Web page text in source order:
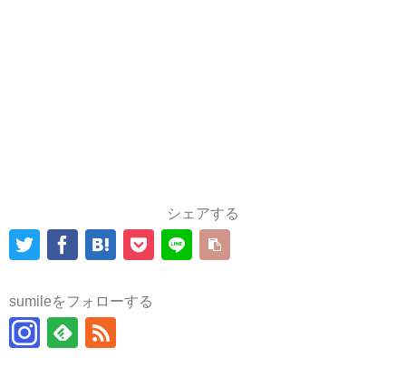
シェアする
sumileをフォローする